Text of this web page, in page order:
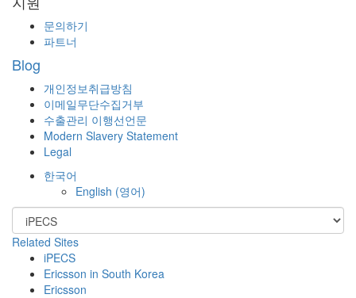
문의하기
파트너
Blog
개인정보취급방침
이메일무단수집거부
수출관리 이행선언문
Modern Slavery Statement
Legal
한국어
English (영어)
Related Sites
iPECS
Ericsson in South Korea
Ericsson